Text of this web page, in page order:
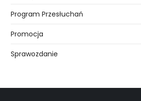
Program Przesłuchań
Promocja
Sprawozdanie